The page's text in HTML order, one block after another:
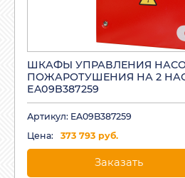
ШКАФЫ УПРАВЛЕНИЯ
ПОЖАРОТУШЕНИЯ НА 2
EA09B387259
Артикул: EA09B387259
Цена:
373 793 руб.
Заказать